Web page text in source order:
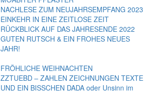
NACHLESE ZUM NEUJAHRSEMPFANG 2023
EINKEHR IN EINE ZEITLOSE ZEIT
RÜCKBLICK AUF DAS JAHRESENDE 2022
GUTEN RUTSCH & EIN FROHES NEUES
JAHR!
FRÖHLICHE WEIHNACHTEN
ZZTUEBD – ZAHLEN ZEICHNUNGEN TEXTE
UND EIN BISSCHEN DADA oder Unsinn im